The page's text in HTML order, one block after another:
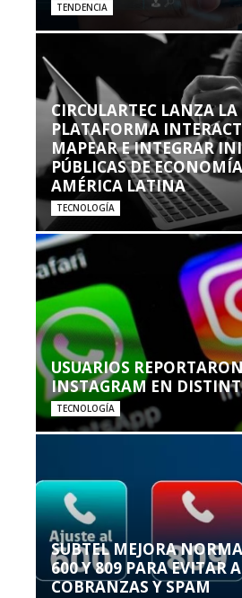
TENDENCIA
CIRCULARTEC LANZA
PLATAFORMA
MAPEAR E INTEGRAR
PÚBLICAS DE
AMÉRICA LATINA
TECNOLOGÍA
USUARIOS
INSTAGRAM EN
TECNOLOGÍA
SUBTEL MEJORA
600 Y 809 PARA EVITAR
COBRANZAS Y SPAM